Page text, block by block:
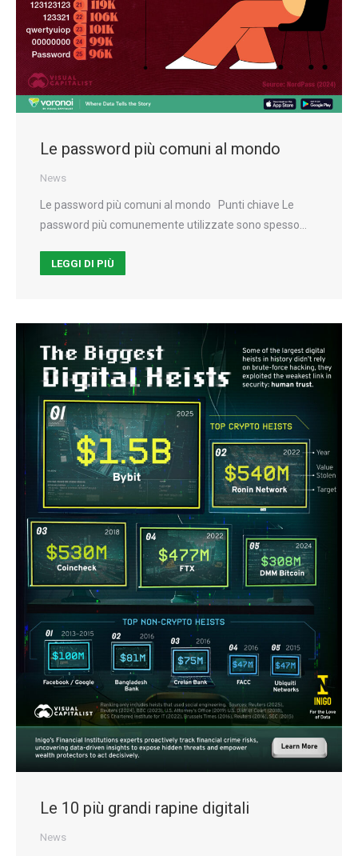
Le password più comuni al mondo
News
Le password più comuni al mondo Punti chiave Le
password più comunemente utilizzate sono spesso…
LEGGI DI PIÙ
Le 10 più grandi rapine digitali
News